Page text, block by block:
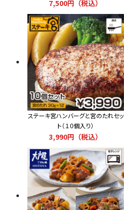
7,500円（税込）
ステーキ宮ハンバーグと宮のたれセッ
ト（１０個入り）
3,990円（税込）